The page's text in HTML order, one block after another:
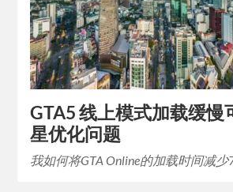
GTA5 线上模式加载缓慢
星优化问题
我如何将GTA Online的加载时间减少